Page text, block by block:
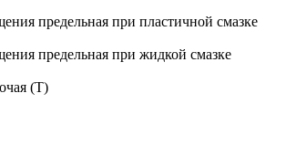
предельная при пластичной смазке
предельная при жидкой смазке
(T)